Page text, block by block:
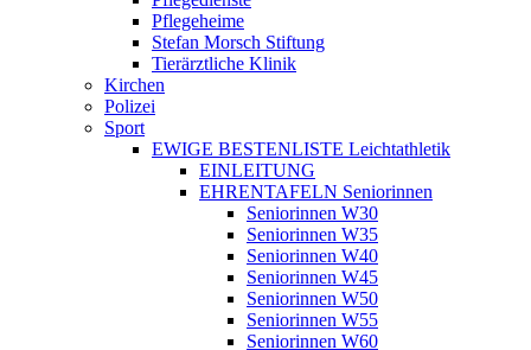
Pflegeheime
Stefan Morsch Stiftung
Tierärztliche Klinik
Kirchen
Polizei
Sport
EWIGE BESTENLISTE Leichtathletik
EINLEITUNG
EHRENTAFELN Seniorinnen
Seniorinnen W30
Seniorinnen W35
Seniorinnen W40
Seniorinnen W45
Seniorinnen W50
Seniorinnen W55
Seniorinnen W60